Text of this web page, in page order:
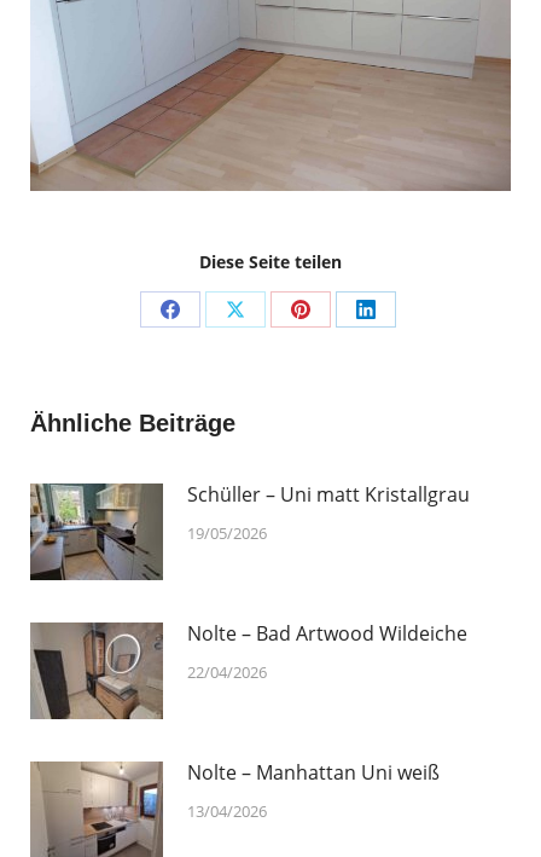
Diese Seite teilen
Share Share Share Share
Ähnliche Beiträge
Schüller – Uni matt Kristallgrau
19/05/2026
Nolte – Bad Artwood Wildeiche
22/04/2026
Nolte – Manhattan Uni weiß
13/04/2026